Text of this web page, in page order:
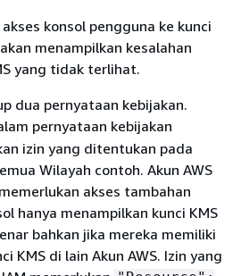
konsol pengguna ke kunci
menampilkan kesalahan
yang tidak terlihat.
dua pernyataan kebijakan.
pernyataan kebijakan
izin yang ditentukan pada
Wilayah contoh. Akun AWS
akses tambahan
hanya menampilkan kunci KMS
bahkan jika mereka memiliki
KMS di lain Akun AWS. Izin yang